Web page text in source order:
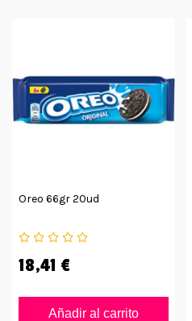
Oreo 66gr 20ud
18,41 €
Añadir al carrito